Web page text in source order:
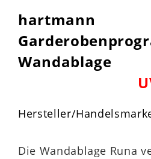
hartmann
Wandablage
Hersteller/
Die Wandablage Runa